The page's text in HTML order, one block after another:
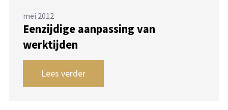
mei 2012
Eenzijdige aanpassing van
werktijden
Lees verder